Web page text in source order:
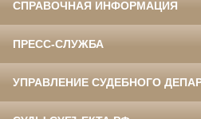
СПРАВОЧНАЯ ИНФОРМАЦИЯ
ПРЕСС-СЛУЖБА
УПРАВЛЕНИЕ СУДЕБНОГО